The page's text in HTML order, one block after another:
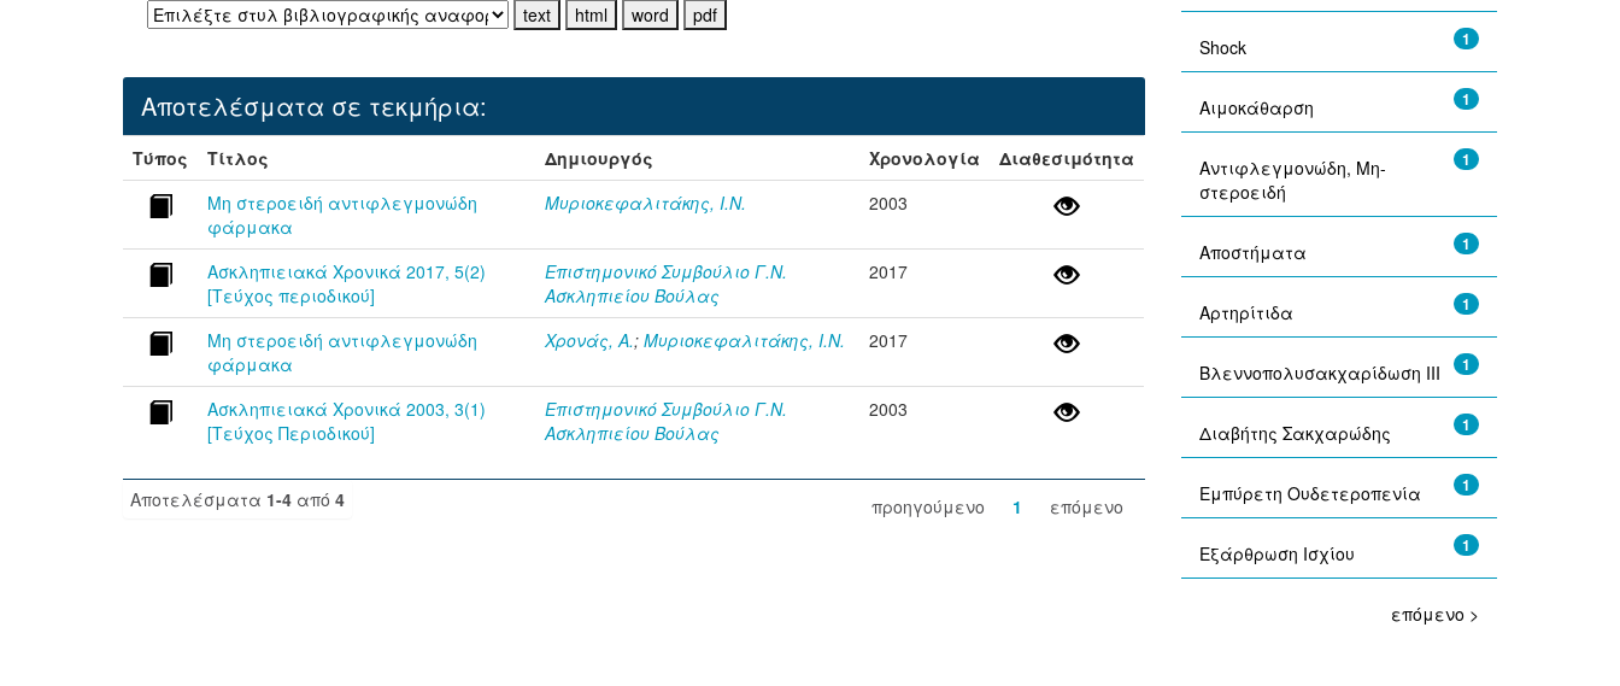
Αποτελέσματα σε τεκμήρια:
Τύπος Τίτλος Δημιουργός Χρονολογία
Διαθεσιμότητα
Μη στεροειδή αντιφλεγμονώδη
φάρμακα
Μυριοκεφαλιτάκης, Ι.Ν. 2003
Ασκληπιειακά Χρονικά 2017, 5(2)
[Τεύχος περιοδικού]
Επιστημονικό Συμβούλιο Γ.Ν.
Ασκληπιείου Βούλας
2017
Μη στεροειδή αντιφλεγμονώδη
φάρμακα
Χρονάς, Α.;Μυριοκεφαλιτάκης, Ι.Ν. 2017
Ασκληπιειακά Χρονικά 2003, 3(1)
[Τεύχος Περιοδικού]
Επιστημονικό Συμβούλιο Γ.Ν.
Ασκληπιείου Βούλας
2003
Αποτελέσματα 1-4 από 4 προηγούμενο 1 επόμενο
1
Shock
1
Αιμοκάθαρση
1
Αντιφλεγμονώδη, Μη-
στεροειδή
1
Αποστήματα
1
Αρτηρίτιδα
1
Βλεννοπολυσακχαρίδωση ΙΙΙ
1
Διαβήτης Σακχαρώδης
1
Εμπύρετη Ουδετεροπενία
1
Εξάρθρωση Ισχίου
επόμενο >